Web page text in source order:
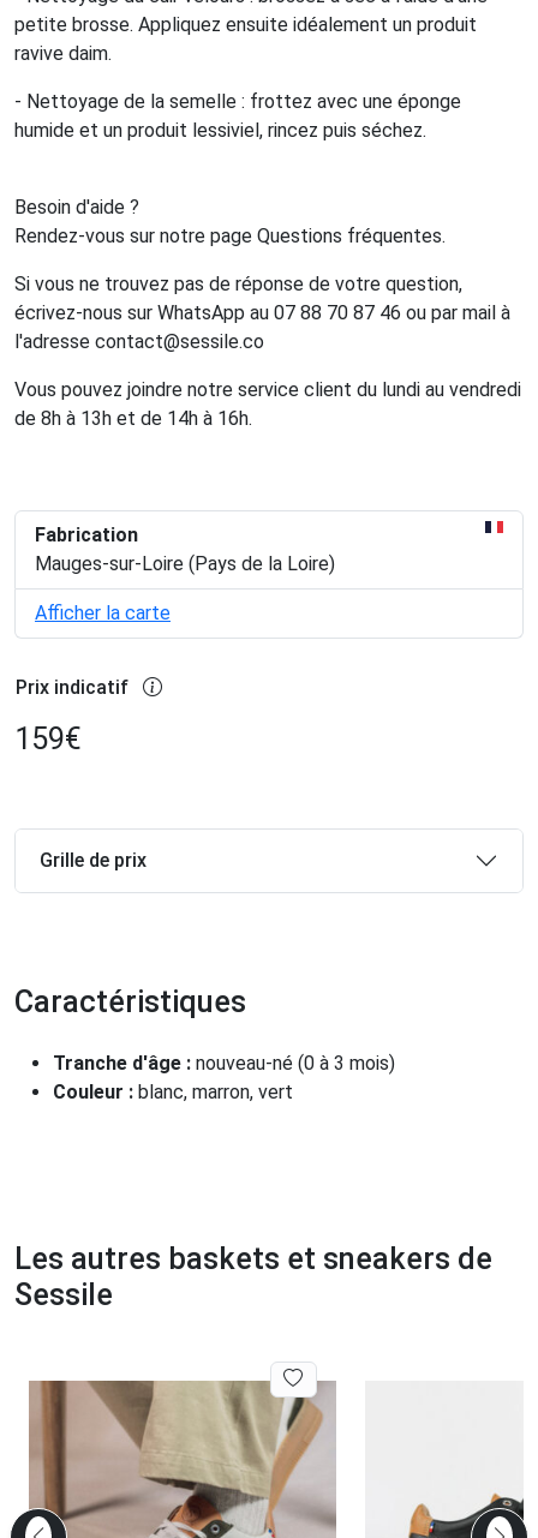
petite brosse. Appliquez ensuite idéalement un produit
ravive daim.
- Nettoyage de la semelle : frottez avec une éponge
humide et un produit lessiviel, rincez puis séchez.
Besoin d'aide ?
Rendez-vous sur notre page Questions fréquentes.
Si vous ne trouvez pas de réponse de votre question,
écrivez-nous sur WhatsApp au 07 88 70 87 46 ou par mail à
l'adresse contact@sessile.co
Vous pouvez joindre notre service client du lundi au vendredi
de 8h à 13h et de 14h à 16h.
Fabrication
Mauges-sur-Loire (Pays de la Loire)
Afficher la carte
Prix indicatif
159€
Grille de prix
Caractéristiques
Tranche d'âge : nouveau-né (0 à 3 mois)
Couleur : blanc, marron, vert
Les autres baskets et sneakers de
Sessile